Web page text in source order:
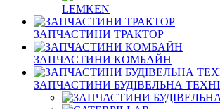
LEMKEN
ЗАПЧАСТИНИ ТРАКТОР
ЗАПЧАСТИНИ КОМБАЙН
ЗАПЧАСТИНИ БУДІВЕЛЬНА